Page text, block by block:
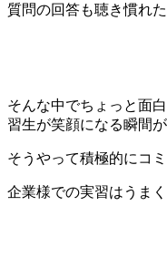
質問の回答も聴き慣れ
そんな中でちょっと面
習生が笑顔になる瞬間が
そうやって積極的にコ
企業様での実習はうま